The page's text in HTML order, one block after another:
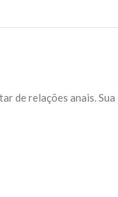
de relações anais. Sua